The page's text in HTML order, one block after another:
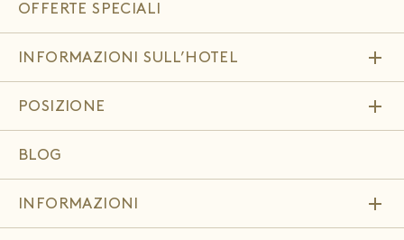
OFFERTE SPECIALI
INFORMAZIONI SULL’HOTEL add
POSIZIONE add
BLOG
INFORMAZIONI add